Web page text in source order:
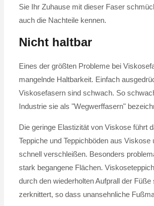
Sie Ihr Zuhause mit dieser Faser
auch die Nachteile kennen.
Nicht haltbar
Eines der größten Probleme bei
mangelnde Haltbarkeit. Einfach
Viskosefasern sind schwach. So
Industrie sie als "Wegwerffasern"
Die geringe Elastizität von Viskose führt
Teppiche und Teppichböden aus Viskose
schnell verschleißen. Besonders
stark begangene Flächen.
durch den wiederholten Aufprall der Füße
zerknittert, so dass unansehnliche